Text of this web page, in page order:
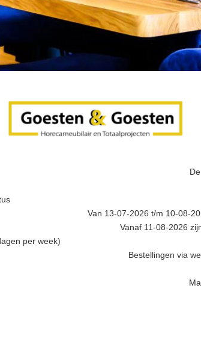
per week)
Van 13-07-2026 t/m 10-08-
Vanaf 11-08-2026
Bestellingen via